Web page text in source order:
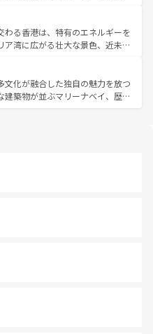
、ベトナムコーヒーなどは、ぜ
の地域を訪れてもあたたかい人々
ので、きっと忘れられない旅にな
部ではチェンマイなどの山岳地
部ではプーケットやクラビの美し
を楽しむことができる。タイ料理
で、どの季節にも異なる楽しみ
すいタイの人々、仏教を中心とし
光資源が、訪れる旅人を魅了し続
わる香港は、特有のエネルギーを
ア湾に広がる壮大な景色、近未来
るはず。観光スポットが密集し
ろを回れるのも魅力。息をのむよ
験まで、香港を存分に楽しみ尽く
文化が融合した独自の魅力を放つ
建築物が並ぶマリーナベイ、歴史
情を楽しめる外せないスポット